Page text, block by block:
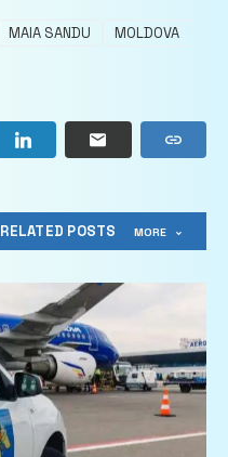
MAIA SANDU
MOLDOVA
RELATED POSTS MORE